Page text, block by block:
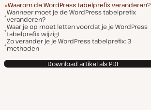
Waarom de WordPress tabelprefix veranderen?
Wanneer moet je de WordPress tabelprefix
veranderen?
Waar je op moet letten voordat je je WordPress
tabelprefix wijzigt
Zo verander je je WordPress tabelprefix: 3
methoden
Download artikel als PDF